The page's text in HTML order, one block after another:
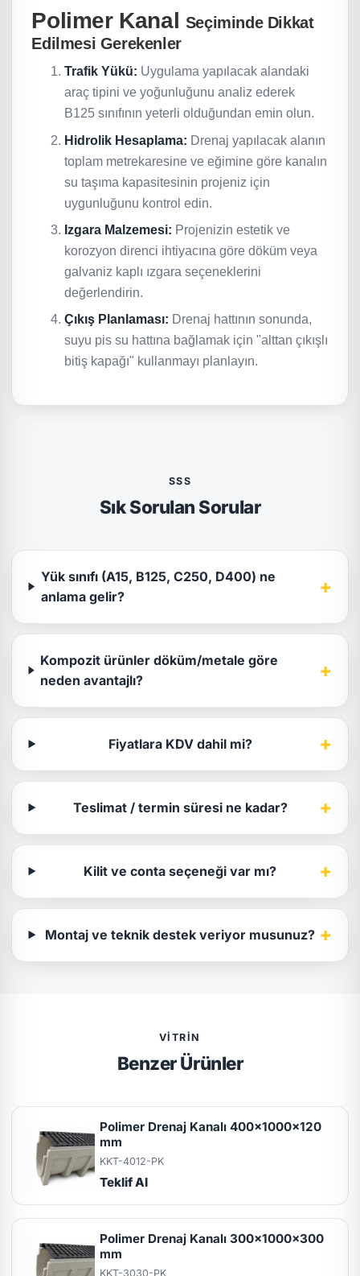
Polimer Kanal Seçiminde Dikkat
Edilmesi Gerekenler
Trafik Yükü: Uygulama yapılacak alandaki
araç tipini ve yoğunluğunu analiz ederek
B125 sınıfının yeterli olduğundan emin olun.
Hidrolik Hesaplama: Drenaj yapılacak alanın
toplam metrekaresine ve eğimine göre kanalın
su taşıma kapasitesinin projeniz için
uygunluğunu kontrol edin.
Izgara Malzemesi: Projenizin estetik ve
korozyon direnci ihtiyacına göre döküm veya
galvaniz kaplı ızgara seçeneklerini
değerlendirin.
Çıkış Planlaması: Drenaj hattının sonunda,
suyu pis su hattına bağlamak için "alttan çıkışlı
bitiş kapağı" kullanmayı planlayın.
SSS
Sık Sorulan Sorular
Yük sınıfı (A15, B125, C250, D400) ne
anlama gelir?
+
Kompozit ürünler döküm/metale göre
neden avantajlı?
+
Fiyatlara KDV dahil mi? +
Teslimat / termin süresi ne kadar? +
Kilit ve conta seçeneği var mı? +
Montaj ve teknik destek veriyor musunuz? +
VITRIN
Benzer Ürünler
Polimer Drenaj Kanalı 400x1000x120
mm
KKT-4012-PK
Teklif Al
Polimer Drenaj Kanalı 300x1000x300
mm
KKT-3030-PK